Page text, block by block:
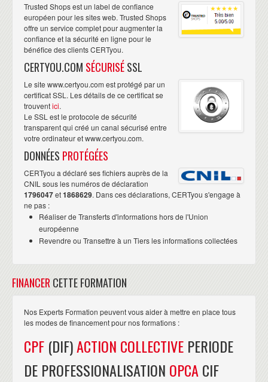
Trusted Shops est un label de confiance
européen pour les sites web. Trusted Shops
offre un service complet pour augmenter la
confiance et la sécurité en ligne pour le
bénéfice des clients CERTyou.
CERTYOU.COM SÉCURISÉSSL
Le site www.certyou.com est protégé par un
certificat SSL. Les détails de ce certificat se
trouventici.
Le SSL est le protocole de sécurité
transparent qui créé un canal sécurisé entre
votre ordinateur et www.certyou.com.
DONNÉES PROTÉGÉES
CERTyou a déclaré ses fichiers auprès de la
CNIL sous les numéros de déclaration
1796047et1868629. Dans ces déclarations, CERTyou s'engage à
ne pas :
Réaliser de Transferts d'informations hors de l'Union
européenne
Revendre ou Transettre à un Tiers les informations collectées
FINANCER CETTE FORMATION
Nos Experts Formation peuvent vous aider à mettre en place tous
les modes de financement pour nos formations :
CPF (DIF)ACTION COLLECTIVE PERIODE
DE PROFESSIONALISATION OPCA CIF